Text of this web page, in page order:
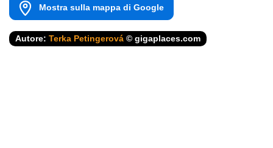
Mostra sulla mappa di Google
Autore: Terka Petingerová © gigaplaces.com